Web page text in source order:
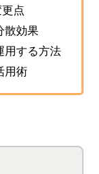
点
散効果
用する方法
用術